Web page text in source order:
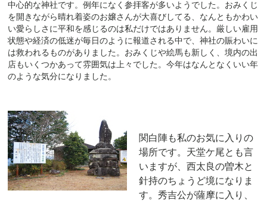
中心的な神社です。例年になく参拝客が多いようでした。おみくじ
を開きながら晴れ着姿のお嬢さんが大喜びしてる、なんともかわい
い愛らしさに平和を感じるのは私だけではありません。厳しい雇用
状態や経済の低迷が毎日のように報道される中で、神社の賑わいに
は救われるものがありました。おみくじや絵馬も新しく、境内の出
店もいくつかあって雰囲気は上々でした。今年はなんとなくいい年
のような気分になりました。
関白陣も私のお気に入りの
場所です。天堂ケ尾とも言
いますが、西太良の曽木と
針持のちょうど境になりま
す。秀吉公が薩摩に入り、